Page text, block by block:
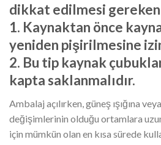
dikkat edilmesi gereken
1. Kaynaktan önce
yeniden pişirilmesine
2. Bu tip kaynak
kapta saklanmalıdır.
Ambalaj açılırken, güneş ışığına
değişimlerinin olduğu ortamlara
için mümkün olan en kısa sürede